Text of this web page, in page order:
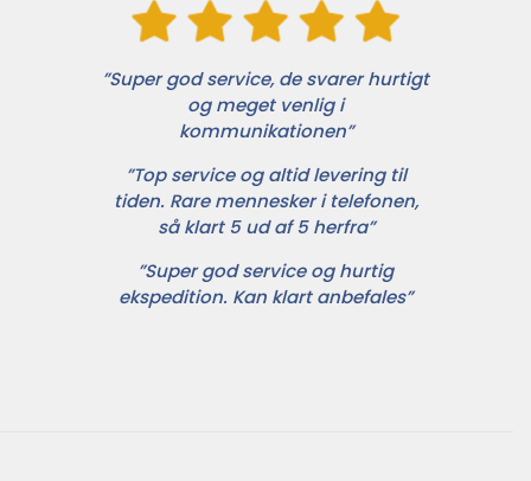
”Super god service, de svarer hurtigt
og meget venlig i
kommunikationen”
”Top service og altid levering til
tiden. Rare mennesker i telefonen,
så klart 5 ud af 5 herfra”
”Super god service og hurtig
ekspedition. Kan klart anbefales”